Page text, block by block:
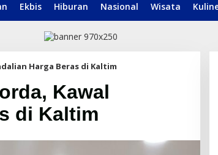
Ekbis Hiburan Nasional Wisata
Harga Beras di Kaltim
Kawal
di Kaltim